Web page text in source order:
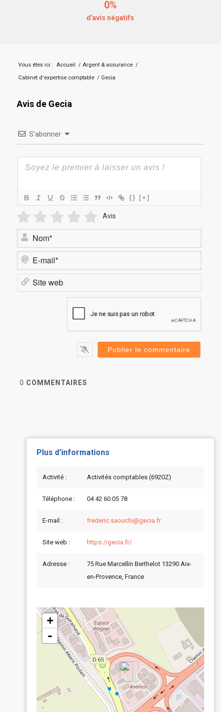
0%
d'avis négatifs
Vous êtes ici : Accueil / Argent & assurance /
Cabinet d'expertise comptable / Gecia
Avis de Gecia
S’abonner
{} [+]
Avis
Nom*
E-
0 COMMENTAIRES
Plus d'informations
Activité : Activités comptables (6920Z)
Téléphone : 04 42 60 05 78
E-mail : frederic.saouchi@gecia.fr
Site web : https://gecia.fr/
Adresse :
75 Rue Marcellin Berthelot 13290 Aix-
en-Provence, France
+
-